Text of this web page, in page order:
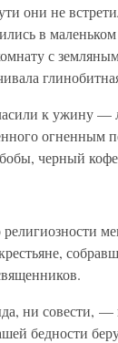
они не
в
с
к ужину —
огненным
черный
ни совести, —
бедности